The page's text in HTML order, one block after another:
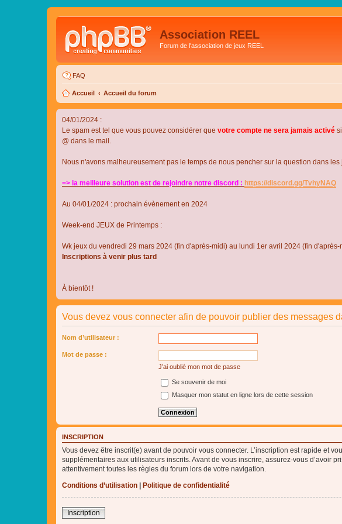
Association REEL
Forum de l'association de jeux REEL
FAQ
Accueil Accueil du forum
04/01/2024 :
Le spam est tel que vous pouvez considérer que votre compte ne sera jamais activé
@ dans le mail.
Nous n'avons malheureusement pas le temps de nous pencher sur la question dans les
=> la meilleure solution est de rejoindre notre discord : https://discord.gg/TvhyNAQ
Au 04/01/2024 : prochain évènement en 2024
Week-end JEUX de Printemps :
Wk jeux du vendredi 29 mars 2024 (fin d'après-midi) au lundi 1er avril 2024 (fin
Inscriptions à venir plus tard
À bientôt !
Vous devez vous connecter afin de pouvoir publier des messages
Nom d’utilisateur :
Mot de passe :
J’ai oublié mon mot de passe
Se souvenir de moi
Masquer mon statut en ligne lors de cette session
INSCRIPTION
Vous devez être inscrit(e) avant de pouvoir vous connecter. L’inscription est rapide et
supplémentaires aux utilisateurs inscrits. Avant de vous inscrire, assurez-vous d’avoir
attentivement toutes les règles du forum lors de votre navigation.
Conditions d’utilisation
Politique de confidentialité
Inscription